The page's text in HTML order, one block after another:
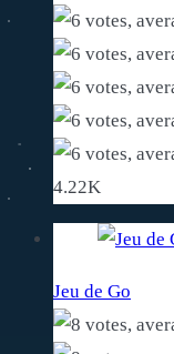
4.22K
Jeu de Go